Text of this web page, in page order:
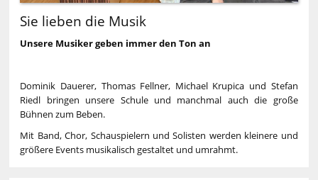
Sie lieben die Musik
Unsere Musiker geben immer den Ton an
Dominik Dauerer, Thomas Fellner, Michael Krupica und Stefan
Riedl bringen unsere Schule und manchmal auch die große
Bühnen zum Beben.
Mit Band, Chor, Schauspielern und Solisten werden kleinere und
größere Events musikalisch gestaltet und umrahmt.